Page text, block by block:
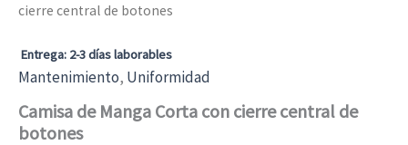
cierre central de botones
Entrega: 2-3 días laborables
Mantenimiento, Uniformidad
Camisa de Manga Corta con cierre central de
botones